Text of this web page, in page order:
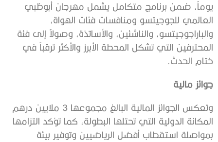
يوماً، ضمن برنامج متكامل يشمل مهرجان أبوظبي
العالمي للجوجيتسو ومنافسات فئات الهواة،
والباراجوجيتسو، والناشئين، والأساتذة، وصولاً إلى فئة
المحترفين التي تشكل المحطة الأبرز والأكثر ترقباً في
ختام الحدث.
جوائز مالية
وتعكس الجوائز المالية البالغ مجموعها 3 ملايين درهم
المكانة الدولية التي تحتلها البطولة، كما تؤكد التزامها
بمواصلة استقطاب أفضل الرياضيين وتوفير بيئة